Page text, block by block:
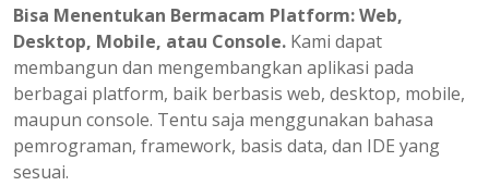
Bisa Menentukan Bermacam Platform: Web,
Desktop, Mobile, atau Console. Kami dapat
membangun dan mengembangkan aplikasi pada
berbagai platform, baik berbasis web, desktop, mobile,
maupun console. Tentu saja menggunakan bahasa
pemrograman, framework, basis data, dan IDE yang
sesuai.